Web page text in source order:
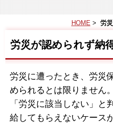
HOME> 労
労災が認められず納
労災に遭ったとき、労災
められるとは限りません
「労災に該当しない」と
給してもらえないケース